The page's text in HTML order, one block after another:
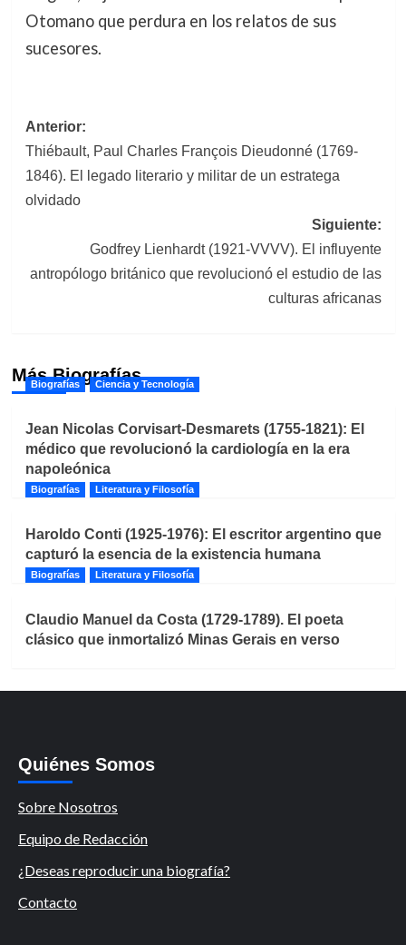
Otomano que perdura en los relatos de sus
sucesores.
Navegación
de
entradas
Anterior:
Thiébault, Paul Charles François Dieudonné (1769-
1846). El legado literario y militar de un estratega
olvidado
Siguiente:
Godfrey Lienhardt (1921-VVVV). El influyente
antropólogo británico que revolucionó el estudio de las
culturas africanas
Más Biografías
Biografías Ciencia y Tecnología
Jean Nicolas Corvisart-Desmarets (1755-1821): El
médico que revolucionó la cardiología en la era
napoleónica
Biografías Literatura y Filosofía
Haroldo Conti (1925-1976): El escritor argentino que
capturó la esencia de la existencia humana
Biografías Literatura y Filosofía
Claudio Manuel da Costa (1729-1789). El poeta
clásico que inmortalizó Minas Gerais en verso
Quiénes Somos
Sobre Nosotros
Equipo de Redacción
¿Deseas reproducir una biografía?
Contacto